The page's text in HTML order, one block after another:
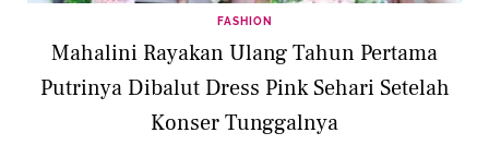
FASHION
Mahalini Rayakan Ulang Tahun Pertama
Putrinya Dibalut Dress Pink Sehari Setelah
Konser Tunggalnya